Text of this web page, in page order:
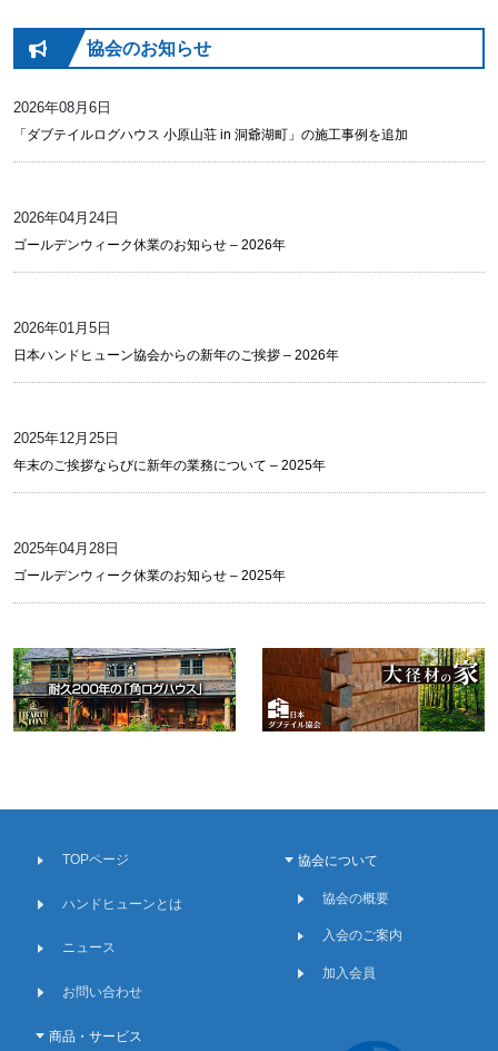
協会のお知らせ
2026年08月6日
「ダブテイルログハウス 小原山荘 in 洞爺湖町」の施工事例を追加
2026年04月24日
ゴールデンウィーク休業のお知らせ – 2026年
2026年01月5日
日本ハンドヒューン協会からの新年のご挨拶 – 2026年
2025年12月25日
年末のご挨拶ならびに新年の業務について – 2025年
2025年04月28日
ゴールデンウィーク休業のお知らせ – 2025年
TOPページ
ハンドヒューンとは
ニュース
お問い合わせ
協会について
協会の概要
入会のご案内
加入会員
商品・サービス